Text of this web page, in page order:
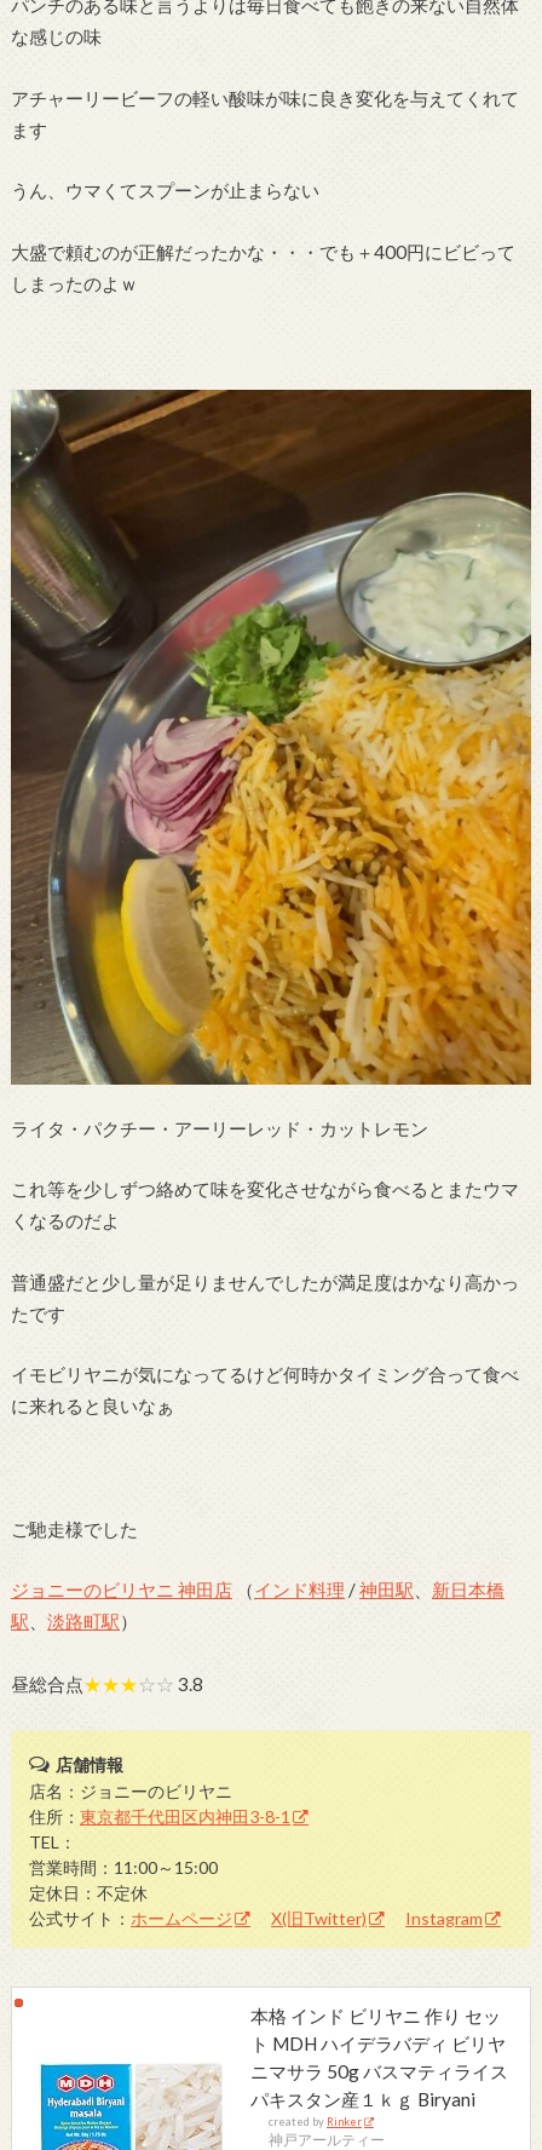
パンチのある味と言うよりは毎日食べても飽きの来ない自然体
な感じの味
アチャーリービーフの軽い酸味が味に良き変化を与えてくれて
ます
うん、ウマくてスプーンが止まらない
大盛で頼むのが正解だったかな・・・でも＋400円にビビって
しまったのよｗ
ライタ・パクチー・アーリーレッド・カットレモン
これ等を少しずつ絡めて味を変化させながら食べるとまたウマ
くなるのだよ
普通盛だと少し量が足りませんでしたが満足度はかなり高かっ
たです
イモビリヤニが気になってるけど何時かタイミング合って食べ
に来れると良いなぁ
ご馳走様でした
ジョニーのビリヤニ 神田店（インド料理 /神田駅
新日本橋
駅
淡路町駅）
昼総合点★★★☆☆ 3.8
店舗情報
店名：ジョニーのビリヤニ
住所：東京都千代田区内神田3-8-1
TEL：
営業時間：11:00～15:00
定休日：不定休
公式サイト： ホームページ X(旧Twitter) Instagram
本格 インド ビリヤニ 作り セッ
ト MDH ハイデラバディ ビリヤ
ニマサラ 50g バスマティライス
パキスタン産１ｋｇ Biryani
created by Rinker
神戸アールティー